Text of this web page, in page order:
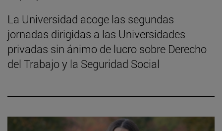
La Universidad acoge las segundas
jornadas dirigidas a las Universidades
privadas sin ánimo de lucro sobre Derecho
del Trabajo y la Seguridad Social